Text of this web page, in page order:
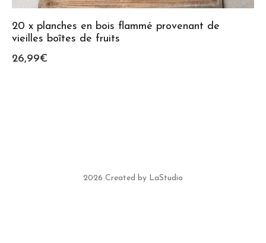
20 x planches en bois flammé provenant de
vieilles boîtes de fruits
26,99€
2026 Created by LaStudio